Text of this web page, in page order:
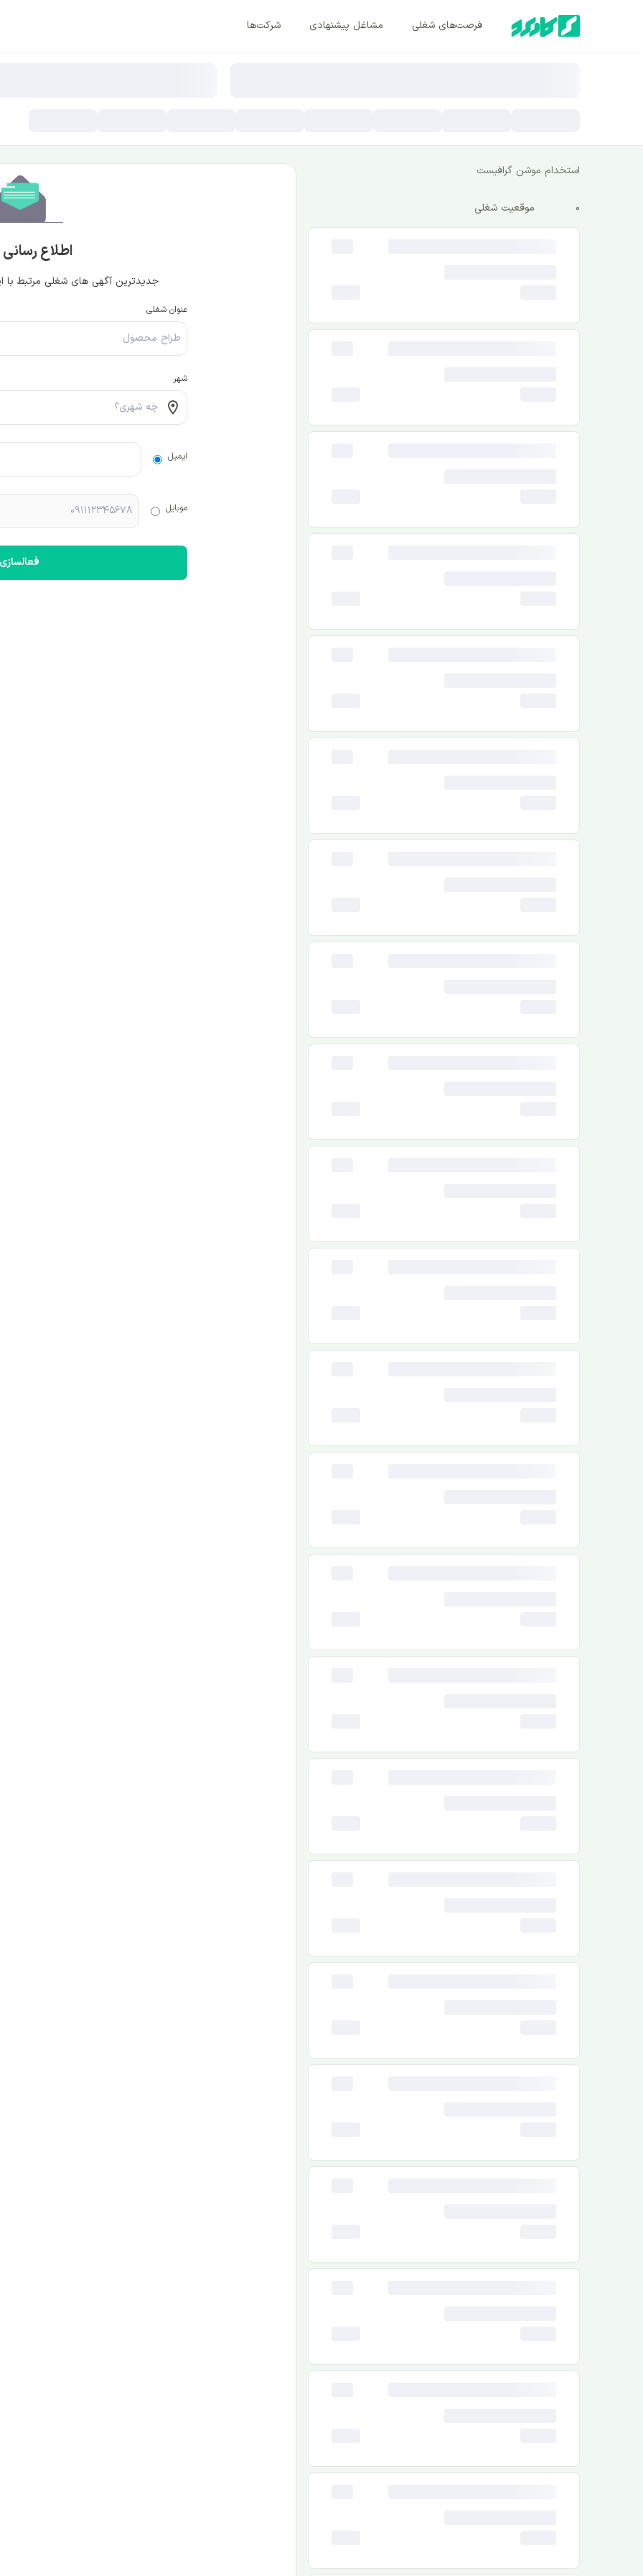
فرصت‌های شغلی مشاغل پیشنهادی شرکت‌ها
استخدام موشن گرافیست
0 موقعیت شغلی
اطلاع
جدیدترین آگهی های شغلی مرتبط با
عنوان شغلی
شهر
ایمیل
موبایل
فعالسازی